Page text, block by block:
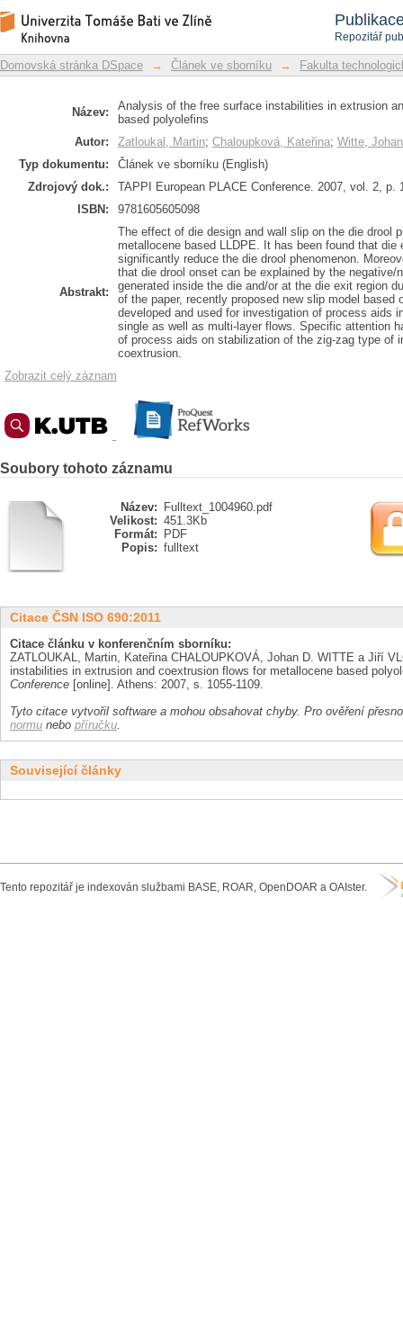
Repozitář
Analysis of the free surface
metallocene based polyolefins
Repozitář DSpace/Manakin
Domovská stránka DSpace → Článek ve sborníku → Fakulta
Název:
Analysis of the free surface instabilities in extrusion
based polyolefins
Autor:
Zatloukal, Martin; Chaloupková, Kateřina; Witte,
Typ dokumentu:
Článek ve sborníku (English)
Zdrojový dok.:
TAPPI European PLACE Conference. 2007, vol. 2, p.
ISBN:
9781605605098
Abstrakt:
The effect of die design and wall slip on the die drool
metallocene based LLDPE. It has been found that die
significantly reduce the die drool phenomenon.
that die drool onset can be explained by the negative/
generated inside the die and/or at the die exit region
of the paper, recently proposed new slip model based
developed and used for investigation of process aids
single as well as multi-layer flows. Specific attention
of process aids on stabilization of the zig-zag type of
coextrusion.
Zobrazit celý záznam
Soubory tohoto záznamu
Název:
Fulltext_1004960.pdf
Velikost: 451.3Kb
Formát:
PDF
Popis: fulltext
Citace ČSN ISO 690:2011
Citace článku v konferenčním sborníku:
ZATLOUKAL, Martin, Kateřina CHALOUPKOVÁ, Johan D. WITTE a Jiří
instabilities in extrusion and coextrusion flows for metallocene based
Conference [online]. Athens: 2007, s. 1055-1109.
Tyto citace vytvořil software a mohou obsahovat chyby. Pro ověření
normu nebo příručku.
Související články
Tento repozitář je indexován službami BASE, ROAR, OpenDOAR a OAIster.